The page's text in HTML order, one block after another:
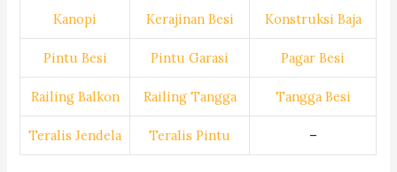
Kanopi Kerajinan Besi Konstruksi Baja
Pintu Besi Pintu Garasi Pagar Besi
Railing Balkon Railing Tangga Tangga Besi
Teralis Jendela Teralis Pintu –